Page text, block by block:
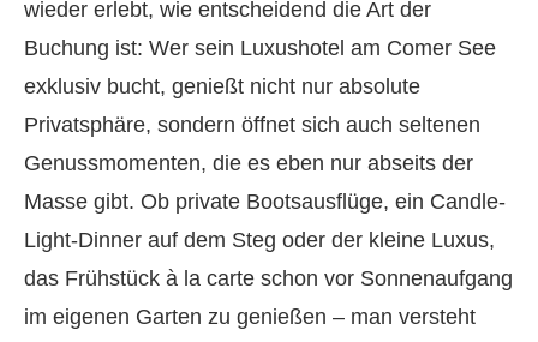
wieder erlebt, wie entscheidend die Art der
Buchung ist: Wer sein Luxushotel am Comer See
exklusiv bucht, genießt nicht nur absolute
Privatsphäre, sondern öffnet sich auch seltenen
Genussmomenten, die es eben nur abseits der
Masse gibt. Ob private Bootsausflüge, ein Candle-
Light-Dinner auf dem Steg oder der kleine Luxus,
das Frühstück à la carte schon vor Sonnenaufgang
im eigenen Garten zu genießen – man versteht